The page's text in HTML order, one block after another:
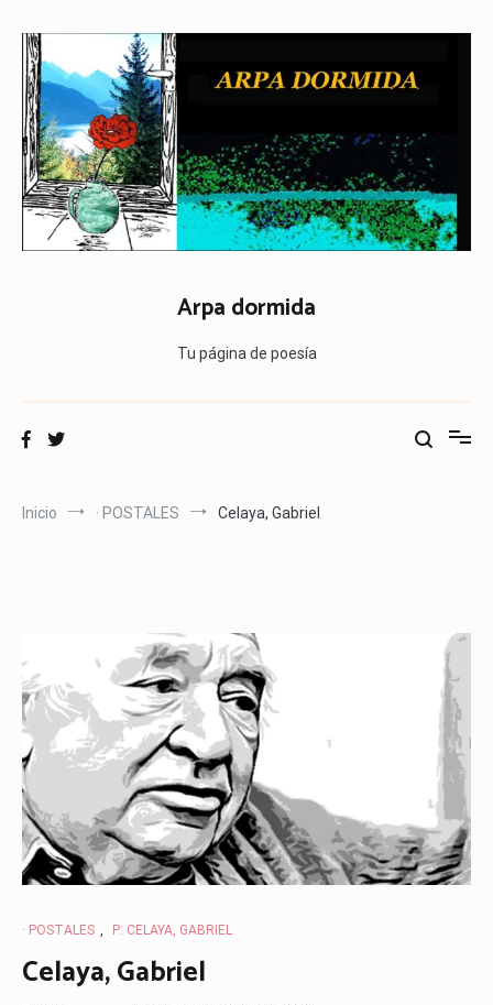
contenido
Arpa dormida
Tu página de poesía
Inicio · POSTALES Celaya, Gabriel
· POSTALES , P: CELAYA, GABRIEL
Celaya, Gabriel